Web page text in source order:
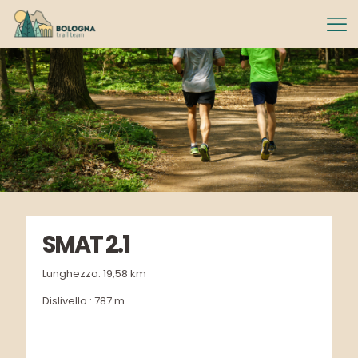
SMAT 2.1
Lunghezza: 19,58 km
Dislivello : 787 m